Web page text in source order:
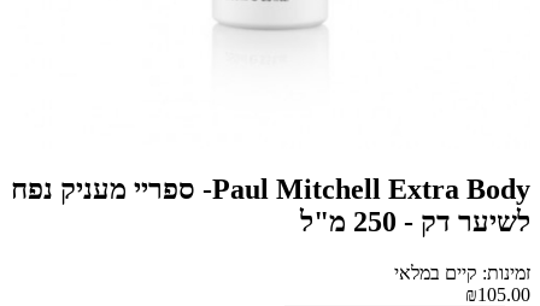
Paul Mitchell Extra Body- ספריי מעניק נפח
לשיער דק - 250 מ"ל
זמינות: קיים במלאי
₪105.00